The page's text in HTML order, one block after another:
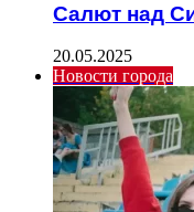
Салют над
20.05.2025
Новости города